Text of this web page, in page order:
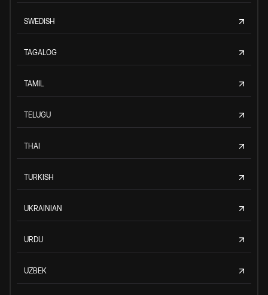
SWEDISH
TAGALOG
TAMIL
TELUGU
THAI
TURKISH
UKRAINIAN
URDU
UZBEK